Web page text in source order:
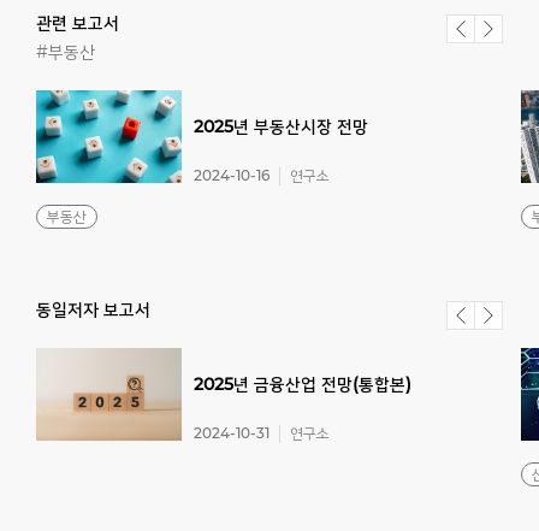
관련 보고서
#부동산
2025년 부동산시장 전망
부동산
2024-10-16 연구소
동일저자 보고서
2025년 금융산업 전망(통합본)
2024-10-31 연구소